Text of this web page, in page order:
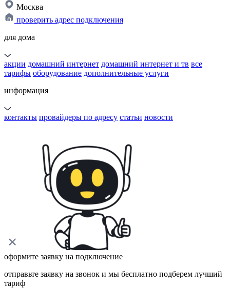
Москва
проверить адрес подключения
для дома
акции домашний интернет домашний интернет и тв все
тарифы оборудование дополнительные услуги
информация
контакты провайдеры по адресу статьи новости
оформите заявку на подключение
отправьте заявку на звонок и мы бесплатно подберем лучший
тариф